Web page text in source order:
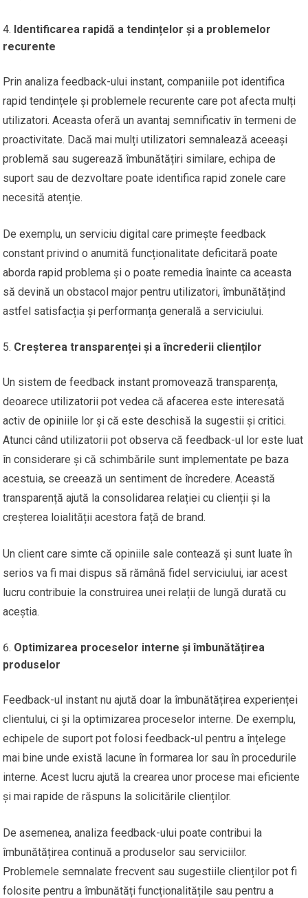
Identificarea rapidă a tendințelor și a problemelor
recurente
Prin analiza feedback-ului instant, companiile pot identifica
rapid tendințele și problemele recurente care pot afecta mulți
utilizatori. Aceasta oferă un avantaj semnificativ în termeni de
proactivitate. Dacă mai mulți utilizatori semnalează aceeași
problemă sau sugerează îmbunătățiri similare, echipa de
suport sau de dezvoltare poate identifica rapid zonele care
necesită atenție.
De exemplu, un serviciu digital care primește feedback
constant privind o anumită funcționalitate deficitară poate
aborda rapid problema și o poate remedia înainte ca aceasta
să devină un obstacol major pentru utilizatori, îmbunătățind
astfel satisfacția și performanța generală a serviciului.
Creșterea transparenței și a încrederii clienților
Un sistem de feedback instant promovează transparența,
deoarece utilizatorii pot vedea că afacerea este interesată
activ de opiniile lor și că este deschisă la sugestii și critici.
Atunci când utilizatorii pot observa că feedback-ul lor este luat
în considerare și că schimbările sunt implementate pe baza
acestuia, se creează un sentiment de încredere. Această
transparență ajută la consolidarea relației cu clienții și la
creșterea loialității acestora față de brand.
Un client care simte că opiniile sale contează și sunt luate în
serios va fi mai dispus să rămână fidel serviciului, iar acest
lucru contribuie la construirea unei relații de lungă durată cu
aceștia.
Optimizarea proceselor interne și îmbunătățirea
produselor
Feedback-ul instant nu ajută doar la îmbunătățirea experienței
clientului, ci și la optimizarea proceselor interne. De exemplu,
echipele de suport pot folosi feedback-ul pentru a înțelege
mai bine unde există lacune în formarea lor sau în procedurile
interne. Acest lucru ajută la crearea unor procese mai eficiente
și mai rapide de răspuns la solicitările clienților.
De asemenea, analiza feedback-ului poate contribui la
îmbunătățirea continuă a produselor sau serviciilor.
Problemele semnalate frecvent sau sugestiile clienților pot fi
folosite pentru a îmbunătăți funcționalitățile sau pentru a